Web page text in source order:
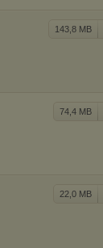
143,8 MB
74,4 MB
22,0 MB